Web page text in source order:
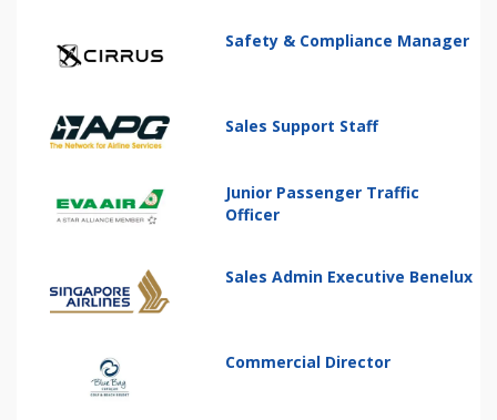
Safety & Compliance Manager
Sales Support Staff
Junior Passenger Traffic
Officer
Sales Admin Executive Benelux
Commercial Director